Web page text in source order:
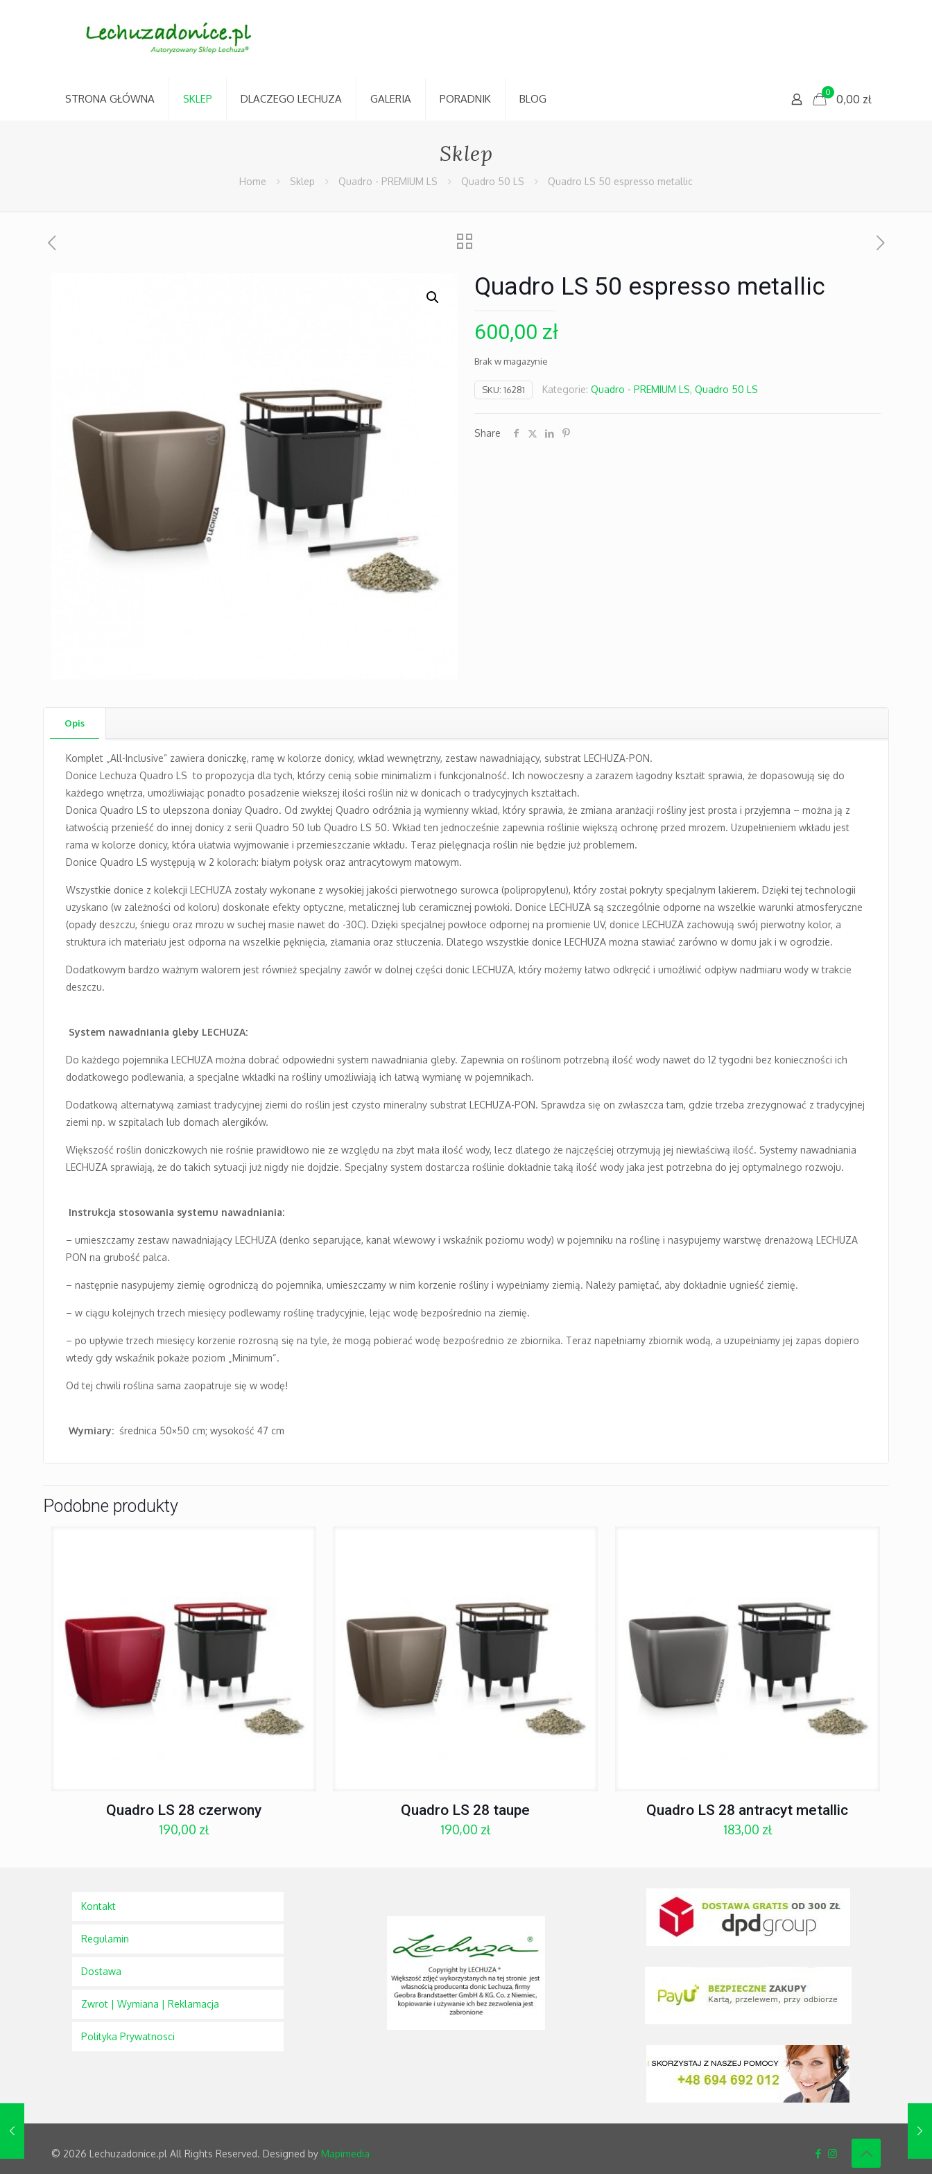
STRONA GŁÓWNA SKLEP DLACZEGO LECHUZA GALERIA PORADNIK BLOG 0 0,00 zł
Sklep
Home Sklep Quadro - PREMIUM LS Quadro 50 LS Quadro LS 50 espresso metallic
Quadro LS 50 espresso metallic
600,00 zł
Brak w magazynie
SKU: 16281 Kategorie: Quadro - PREMIUM LS, Quadro 50 LS
Share
Opis
Komplet „All-Inclusive” zawiera doniczkę, ramę w kolorze donicy, wkład wewnętrzny, zestaw nawadniający, substrat LECHUZA-PON.
Donice Lechuza Quadro LS to propozycja dla tych, którzy cenią sobie minimalizm i funkcjonalność. Ich nowoczesny a zarazem łagodny kształt sprawia, że dopasowują się do
każdego wnętrza, umożliwiając ponadto posadzenie wiekszej ilości roślin niż w donicach o tradycyjnych kształtach.
Donica Quadro LS to ulepszona doniay Quadro. Od zwykłej Quadro odróżnia ją wymienny wkład, który sprawia, że zmiana aranżacji rośliny jest prosta i przyjemna – można ją z
łatwością przenieść do innej donicy z serii Quadro 50 lub Quadro LS 50. Wkład ten jednocześnie zapewnia roślinie większą ochronę przed mrozem. Uzupełnieniem wkładu jest
rama w kolorze donicy, która ułatwia wyjmowanie i przemieszczanie wkładu. Teraz pielęgnacja roślin nie będzie już problemem.
Donice Quadro LS występują w 2 kolorach: białym połysk oraz antracytowym matowym.
Wszystkie donice z kolekcji LECHUZA zostały wykonane z wysokiej jakości pierwotnego surowca (polipropylenu), który został pokryty specjalnym lakierem. Dzięki tej technologii
uzyskano (w zależności od koloru) doskonałe efekty optyczne, metalicznej lub ceramicznej powłoki. Donice LECHUZA są szczególnie odporne na wszelkie warunki atmosferyczne
(opady deszczu, śniegu oraz mrozu w suchej masie nawet do -30C). Dzięki specjalnej powłoce odpornej na promienie UV, donice LECHUZA zachowują swój pierwotny kolor, a
struktura ich materiału jest odporna na wszelkie pęknięcia, złamania oraz stłuczenia. Dlatego wszystkie donice LECHUZA można stawiać zarówno w domu jak i w ogrodzie.
Dodatkowym bardzo ważnym walorem jest również specjalny zawór w dolnej części donic LECHUZA, który możemy łatwo odkręcić i umożliwić odpływ nadmiaru wody w trakcie
deszczu.
System nawadniania gleby LECHUZA:
Do każdego pojemnika LECHUZA można dobrać odpowiedni system nawadniania gleby. Zapewnia on roślinom potrzebną ilość wody nawet do 12 tygodni bez konieczności ich
dodatkowego podlewania, a specjalne wkładki na rośliny umożliwiają ich łatwą wymianę w pojemnikach.
Dodatkową alternatywą zamiast tradycyjnej ziemi do roślin jest czysto mineralny substrat LECHUZA-PON. Sprawdza się on zwłaszcza tam, gdzie trzeba zrezygnować z tradycyjnej
ziemi np. w szpitalach lub domach alergików.
Większość roślin doniczkowych nie rośnie prawidłowo nie ze względu na zbyt mała ilość wody, lecz dlatego że najczęściej otrzymują jej niewłaściwą ilość. Systemy nawadniania
LECHUZA sprawiają, że do takich sytuacji już nigdy nie dojdzie. Specjalny system dostarcza roślinie dokładnie taką ilość wody jaka jest potrzebna do jej optymalnego rozwoju.
Instrukcja stosowania systemu nawadniania:
– umieszczamy zestaw nawadniający LECHUZA (denko separujące, kanał wlewowy i wskaźnik poziomu wody) w pojemniku na roślinę i nasypujemy warstwę drenażową LECHUZA
PON na grubość palca.
– następnie nasypujemy ziemię ogrodniczą do pojemnika, umieszczamy w nim korzenie rośliny i wypełniamy ziemią. Należy pamiętać, aby dokładnie ugnieść ziemię.
– w ciągu kolejnych trzech miesięcy podlewamy roślinę tradycyjnie, lejąc wodę bezpośrednio na ziemię.
– po upływie trzech miesięcy korzenie rozrosną się na tyle, że mogą pobierać wodę bezpośrednio ze zbiornika. Teraz napełniamy zbiornik wodą, a uzupełniamy jej zapas dopiero
wtedy gdy wskaźnik pokaże poziom „Minimum“.
Od tej chwili roślina sama zaopatruje się w wodę!
Wymiary:średnica 50×50 cm; wysokość 47 cm
Podobne produkty
Quadro LS 28 czerwony
190,00 zł
Quadro LS 28 taupe
190,00 zł
Quadro LS 28 antracyt metallic
183,00 zł
Kontakt
Regulamin
Dostawa
Zwrot | Wymiana | Reklamacja
Polityka Prywatnosci
© 2026 Lechuzadonice.pl All Rights Reserved. Designed by Mapimedia